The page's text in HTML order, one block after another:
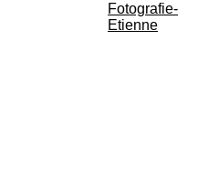
Fotografie-
Etienne